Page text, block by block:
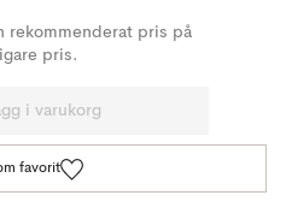
rekommenderat pris på
pris.
i varukorg
favorit